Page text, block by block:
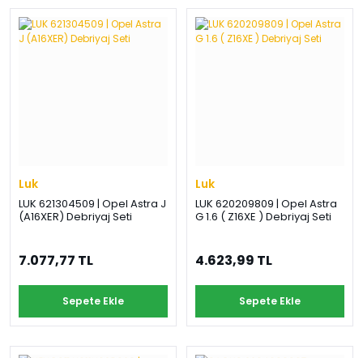
Luk
LUK 621304509 | Opel Astra J
(A16XER) Debriyaj Seti
7.077,77 TL
Sepete Ekle
Luk
LUK 620209809 | Opel Astra
G 1.6 ( Z16XE ) Debriyaj Seti
4.623,99 TL
Sepete Ekle